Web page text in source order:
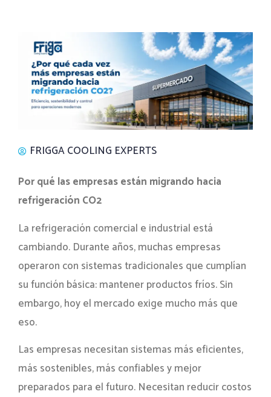
FRIGGA COOLING EXPERTS
Por qué las empresas están migrando hacia
refrigeración CO2
La refrigeración comercial e industrial está
cambiando. Durante años, muchas empresas
operaron con sistemas tradicionales que cumplían
su función básica: mantener productos fríos. Sin
embargo, hoy el mercado exige mucho más que
eso.
Las empresas necesitan sistemas más eficientes,
más sostenibles, más confiables y mejor
preparados para el futuro. Necesitan reducir costos